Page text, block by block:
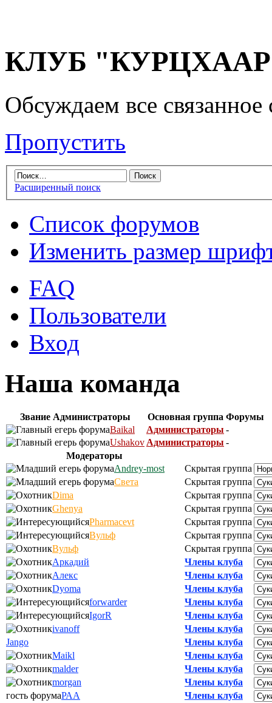
КЛУБ "КУРЦХААР"
Обсуждаем все
Пропустить
Расширенный поиск
Список форумов
Изменить размер
FAQ
Пользователи
Вход
Наша команда
Звание Администраторы Основная группа Форумы
Baikal
Администраторы -
Ushakov Администраторы -
Модераторы
Andrey-most
Скрытая группа
Света
Скрытая группа
Dima
Скрытая группа
Ghenya
Скрытая группа
Pharmacevt
Скрытая группа
Вульф
Скрытая группа
Вульф
Скрытая группа
Аркадий
Члены клуба
Алекс
Члены клуба
Dyoma
Члены клуба
forwarder
Члены клуба
IgorR
Члены клуба
ivanoff
Члены клуба
Jango
Члены клуба
Maikl
Члены клуба
malder
Члены клуба
morgan
Члены клуба
гость форумаРАА
Члены клуба